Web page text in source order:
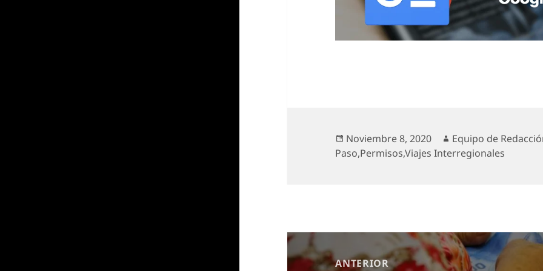
Publicado
el
Noviembre 8, 2020 Autor
Equipo de
Paso,Permisos,Viajes Interregionales
Navegación
de
ANTERIOR